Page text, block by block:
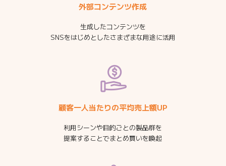
外部コンテンツ作成
生成したコンテンツを
SNSをはじめとしたさまざまな用途に活用
顧客一人当たりの平均売上額UP
利用シーンや目的ごとの製品群を
提案することでまとめ買いを喚起